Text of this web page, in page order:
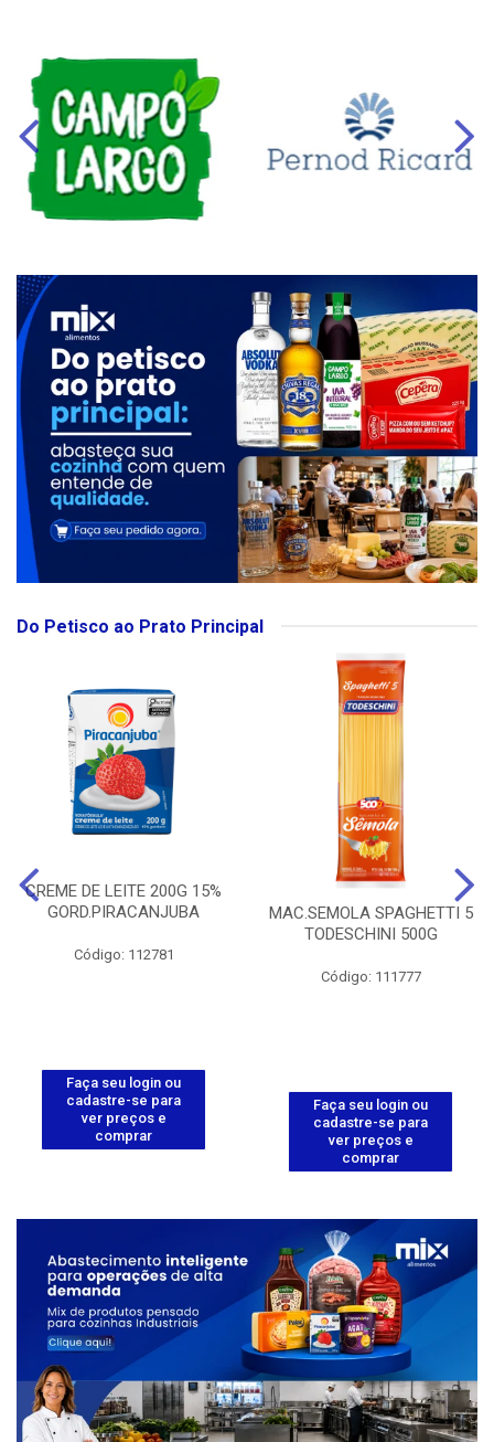
Do Petisco ao Prato Principal
CREME DE LEITE 200G 15%
GORD.PIRACANJUBA
Código: 112781
Faça seu login ou
cadastre-se para
ver preços e
comprar
MAC.SEMOLA SPAGHETTI 5
TODESCHINI 500G
Código: 111777
Faça seu login ou
cadastre-se para
ver preços e
comprar